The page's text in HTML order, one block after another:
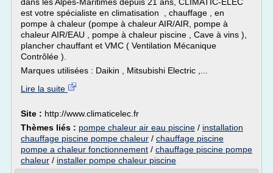
est votre spécialiste en climatisation , chauffage , en
pompe à chaleur (pompe à chaleur AIR/AIR, pompe à
chaleur AIR/EAU , pompe à chaleur piscine , Cave à vins ),
plancher chauffant et VMC ( Ventilation Mécanique
Contrôlée ).
Marques utilisées : Daikin , Mitsubishi Electric ,...
Lire la suite
Site : http://www.climaticelec.fr
Thèmes liés : pompe chaleur air eau piscine / installation
chauffage piscine pompe chaleur / chauffage piscine
pompe a chaleur fonctionnement / chauffage piscine pompe
chaleur / installer pompe chaleur piscine